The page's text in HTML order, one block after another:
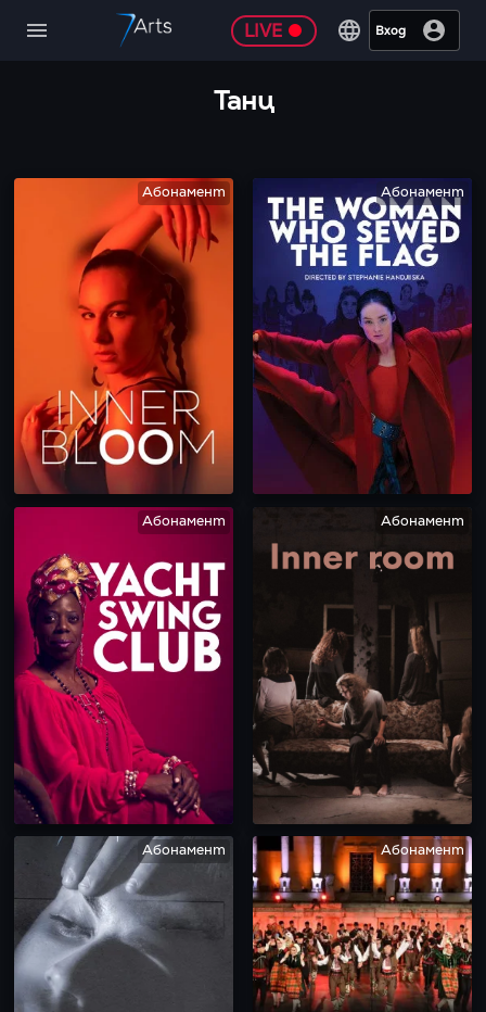
LIVE Вход
Танц
Абонамент Абонамент
Абонамент Абонамент
Абонамент Абонамент